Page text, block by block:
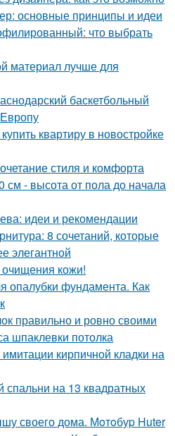
основные принципы и идеи
что выбрать
материал лучше для
баскетбольный
квартиру в новостройке
стиля и комфорта
см - высота от пола до начала
идеи и рекомендации
8 сочетаний, которые
элегантной
кожи!
опалубки фундамента. Как
правильно и ровно своими
шпаклевки потолка
кирпичной кладки на
на 13 квадратных
своего дома. Мoтoбуp Huter